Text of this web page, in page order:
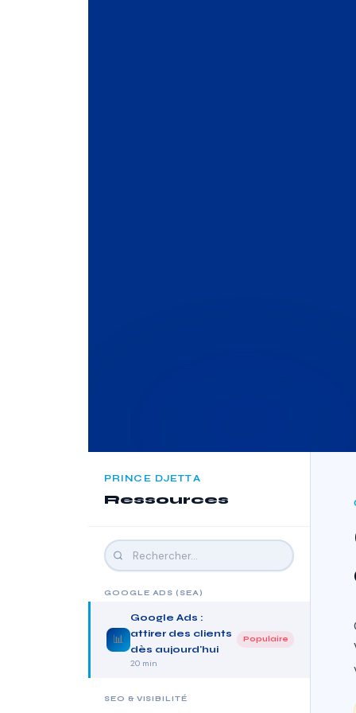
PRINCE DJETTA
Ressources
GOOGLE ADS (SEA)
📊
Google Ads :
attirer des clients
dès aujourd'hui
20 min
Populaire
SEO & VISIBILITÉ